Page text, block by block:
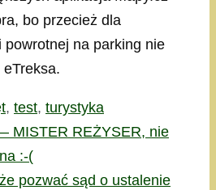
bo przecież dla
powrotnej na parking nie
, test, turystyka
MISTER REŻYSER, nie
:-(
pozwać sąd o ustalenie